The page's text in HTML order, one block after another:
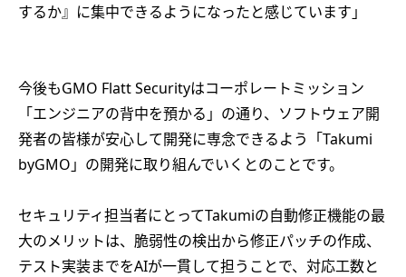
するか』に集中できるようになったと感じています」
今後もGMO Flatt Securityはコーポレートミッション
「エンジニアの背中を預かる」の通り、ソフトウェア開
発者の皆様が安心して開発に専念できるよう「Takumi
byGMO」の開発に取り組んでいくとのことです。
セキュリティ担当者にとってTakumiの自動修正機能の最
大のメリットは、脆弱性の検出から修正パッチの作成、
テスト実装までをAIが一貫して担うことで、対応工数と